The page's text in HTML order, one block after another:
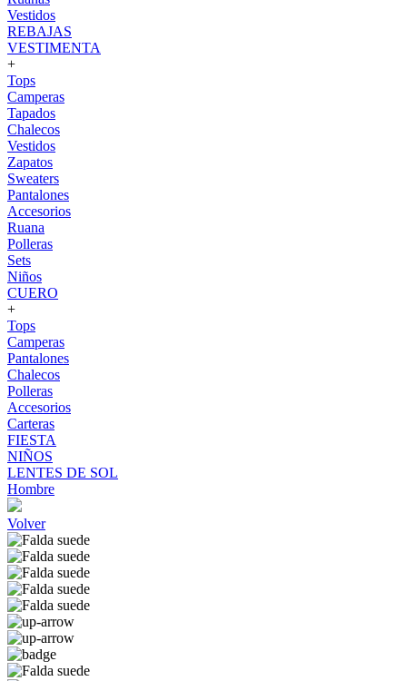
Vestidos
REBAJAS
VESTIMENTA
+
Tops
Camperas
Tapados
Chalecos
Vestidos
Zapatos
Sweaters
Pantalones
Accesorios
Ruana
Polleras
Sets
Niños
CUERO
+
Tops
Camperas
Pantalones
Chalecos
Polleras
Accesorios
Carteras
FIESTA
NIÑOS
LENTES DE SOL
Hombre
Volver